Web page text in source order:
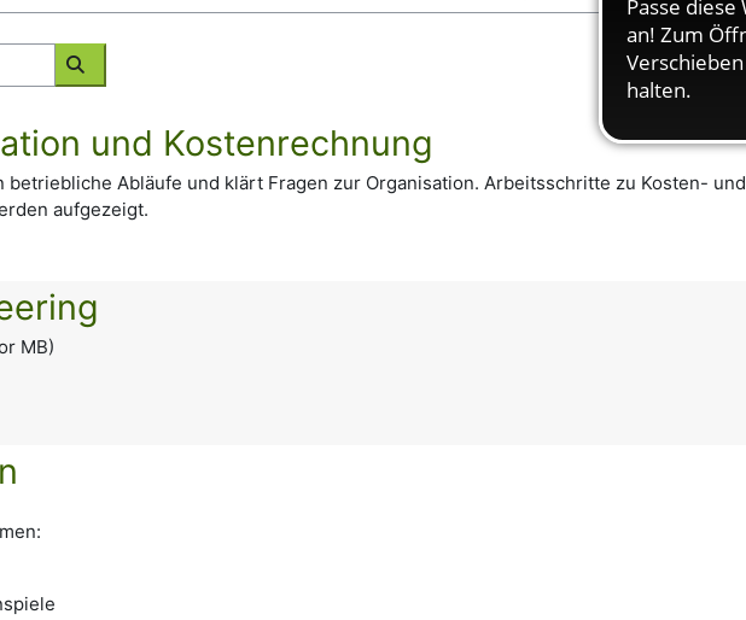
Kurse suchen
und Kostenrechnung
betriebliche Abläufe und klärt Fragen zur Organisation. Arbeitsschritte zu Kosten- und
aufgezeigt.
MB)